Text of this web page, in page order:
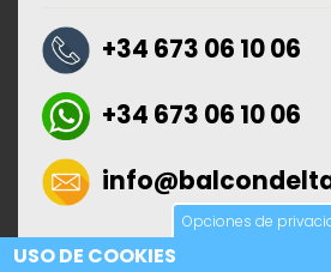
+34 673 06 10 06
+34 673 06 10 06
AVISO LEGAL
Opciones de
USO DE COOKIES